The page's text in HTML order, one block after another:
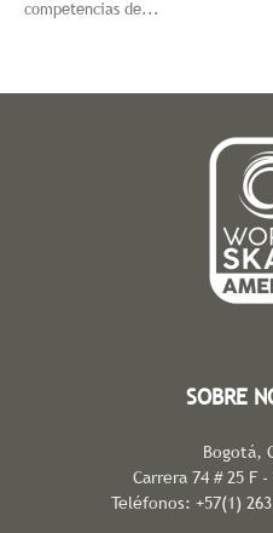
competencias de...
SOBRE
Bogotá,
Carrera 74 # 25 F
Teléfonos: +57(1)